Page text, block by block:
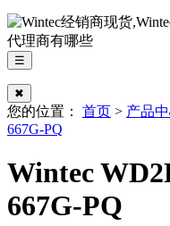
☰
✖
您的位置： 首页 > 产品
667G-PQ
Wintec
667G-PQ